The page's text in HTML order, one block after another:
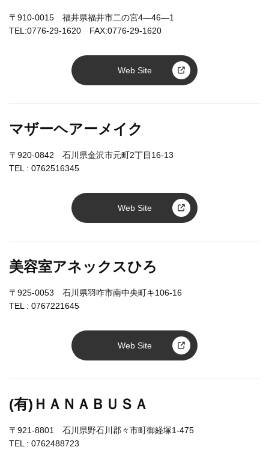
〒910-0015 福井県福井市二の宮4―46―1
TEL:0776-29-1620 FAX:0776-29-1620
Web Site
マザーヘアーメイク
〒920-0842 石川県金沢市元町2丁目16-13
TEL : 0762516345
Web Site
美容室アネックスひろ
〒925-0053 石川県羽咋市南中央町キ106-16
TEL : 0767221645
Web Site
(有)ＨＡＮＡＢＵＳＡ
〒921-8801 石川県野石川郡々市町御経塚1-475
TEL : 0762488723